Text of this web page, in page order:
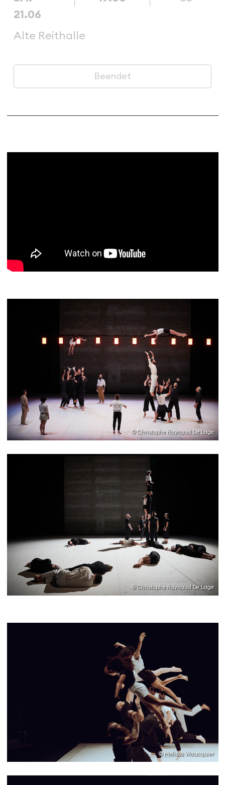
21.06
Alte Reithalle
Beendet
© Christophe Raynaud De Lage
© Christophe Raynaud De Lage
© Melissa Waucquier